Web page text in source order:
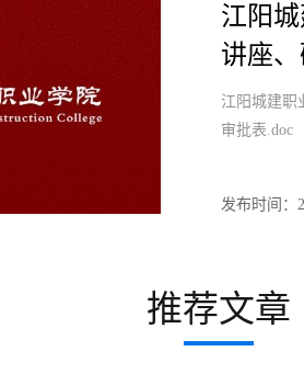
江阳
讲座
江阳城建职
审批表.doc
发布时间：
推荐文章